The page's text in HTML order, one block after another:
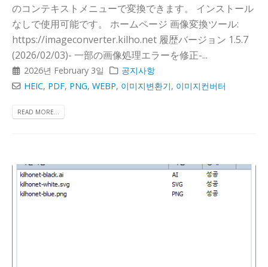
のコンテキストメニューで変換できます。 インストール
なしで使用可能です。 ホームページ 画像変換ツール:
https://imageconverter.kilho.net 履歴バージョン 1.5.7
(2026/02/03)- 一部の画像処理エラーを修正-...
2026년 February 3일
공지사항
HEIC, PDF, PNG,WEBP, 이미지변환기, 이미지컨버터
READ MORE...